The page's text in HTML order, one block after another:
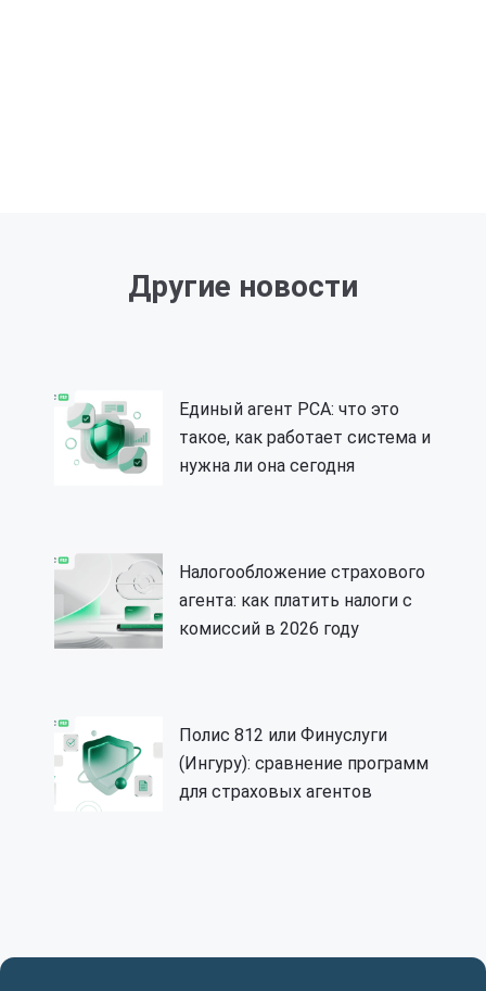
Другие новости
Единый агент РСА: что это
такое, как работает система и
нужна ли она сегодня
Налогообложение страхового
агента: как платить налоги с
комиссий в 2026 году
Полис 812 или Финуслуги
(Ингуру): сравнение программ
для страховых агентов